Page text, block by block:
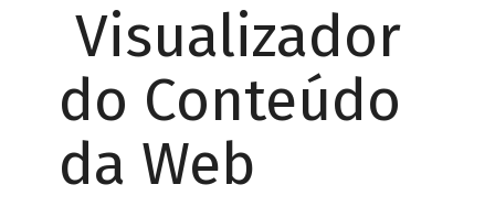
Visualizador
do Conteúdo
da Web